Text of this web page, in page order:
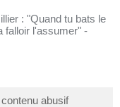
: "Quand tu bats le
falloir l'assumer" -
abusif